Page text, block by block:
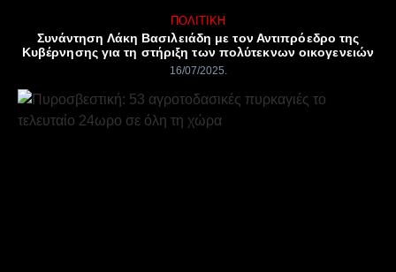
ΠΟΛΙΤΙΚΉ
Συνάντηση Λάκη Βασιλειάδη με τον Αντιπρόεδρο της
Κυβέρνησης για τη στήριξη των πολύτεκνων οικογενειών
16/07/2025